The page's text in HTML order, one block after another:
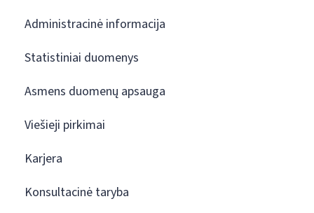
Administracinė informacija
Statistiniai duomenys
Asmens duomenų apsauga
Viešieji pirkimai
Karjera
Konsultacinė taryba